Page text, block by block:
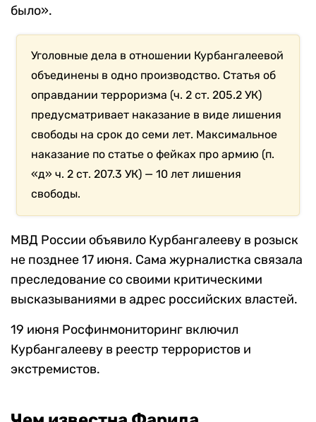
было».
Уголовные дела в отношении Курбангалеевой
объединены в одно производство. Статья об
оправдании терроризма (ч. 2 ст. 205.2 УК)
предусматривает наказание в виде лишения
свободы на срок до семи лет. Максимальное
наказание по статье о фейках про армию (п.
«д» ч. 2 ст. 207.3 УК) — 10 лет лишения
свободы.
МВД России объявило Курбангалееву в розыск
не позднее 17 июня. Сама журналистка связала
преследование со своими критическими
высказываниями в адрес российских властей.
19 июня Росфинмониторинг включил
Курбангалееву в реестр террористов и
экстремистов.